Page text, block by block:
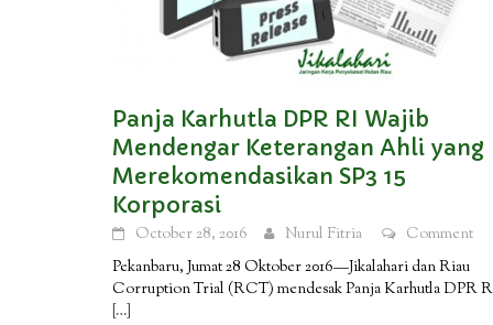
Panja Karhutla DPR RI Wajib
Mendengar Keterangan Ahli yang
Merekomendasikan SP3 15
Korporasi
October 28, 2016 Nurul Fitria
Comment
Pekanbaru, Jumat 28 Oktober 2016—Jikalahari dan Riau
Corruption Trial (RCT) mendesak Panja Karhutla DPR
[…]